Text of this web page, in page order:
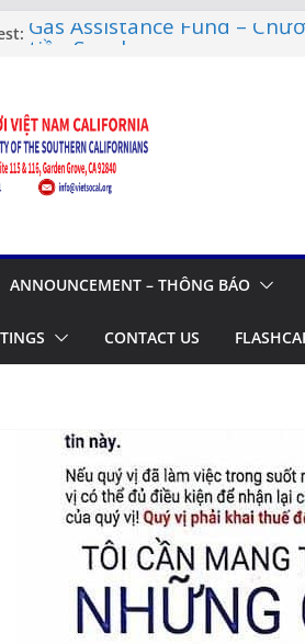
Gas Assistance Fund –
Citizenship Flashcard Apps
Thi Quốc Tịch 2026
Human Rights Update in
XUÂN SUNG TÚC – TẾT SẺ
ANNOUNCEMENT – THÔNG BÁO
CONTACT US